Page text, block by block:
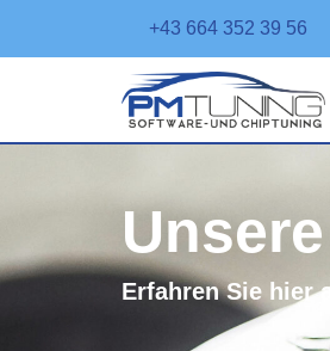
+43 664 352 39 56
Erfahren Sie hier